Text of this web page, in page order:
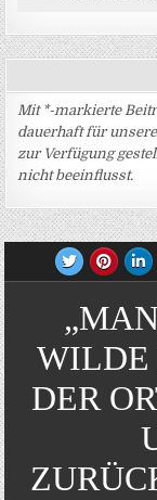
Mit *-markierte
dauerhaft für
zur Verfügung
nicht beeinflusst.
WILDE
DER